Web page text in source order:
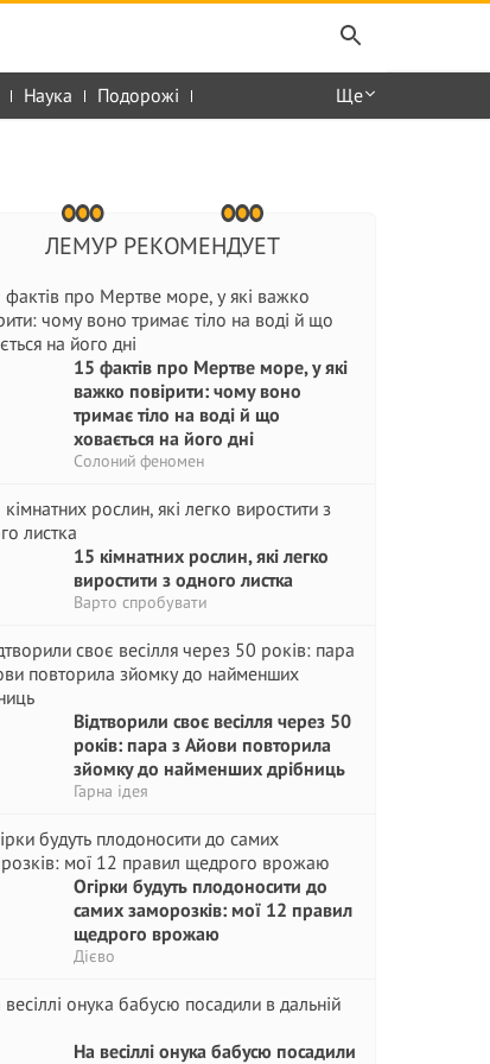
Наука Подорожі Ще
ЛЕМУР РЕКОМЕНДУЕТ
15 фактів про Мертве море, у які
важко повірити: чому воно
тримає тіло на воді й що
ховається на його дні
Солоний феномен
15 кімнатних рослин, які легко
виростити з одного листка
Варто спробувати
Відтворили своє весілля через 50
років: пара з Айови повторила
зйомку до найменших дрібниць
Гарна ідея
Огірки будуть плодоносити до
самих заморозків: мої 12 правил
щедрого врожаю
Дієво
На весіллі онука бабусю посадили